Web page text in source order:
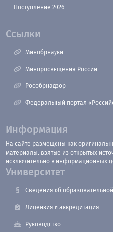
Поступление 2026
Ссылки
Минобрнауки
Минпросвещения России
Рособрнадзор
Федеральный портал
Информация
На сайте размещены как
материалы, взятые из открытых
исключительно в информационных
Университет
Сведения об
Лицензия и аккредитация
Руководство